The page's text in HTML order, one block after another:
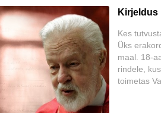
esseed
Kirjeldus
Kes
Üks
maal. 18-
rindele,
toimetas
korraldas